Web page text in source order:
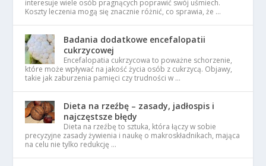
interesuje wiele osób pragnących poprawić swój uśmiech.
Koszty leczenia mogą się znacznie różnić, co sprawia, że …
Badania dodatkowe encefalopatii
cukrzycowej
Encefalopatia cukrzycowa to poważne schorzenie,
które może wpływać na jakość życia osób z cukrzycą. Objawy,
takie jak zaburzenia pamięci czy trudności w …
Dieta na rzeźbę – zasady, jadłospis i
najczęstsze błędy
Dieta na rzeźbę to sztuka, która łączy w sobie
precyzyjne zasady żywienia i naukę o makroskładnikach, mająca
na celu nie tylko redukcję …